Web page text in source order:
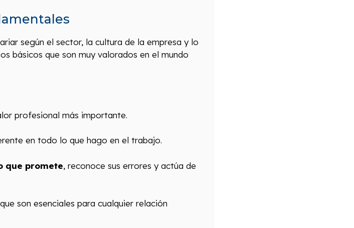
según el sector, la cultura de la empresa y lo
básicos que son muy valorados en el mundo
profesional más importante.
en todo lo que hago en el trabajo.
que promete, reconoce sus errores y actúa de
son esenciales para cualquier relación